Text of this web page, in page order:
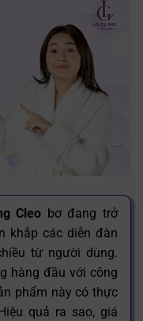
Cleo bơ đang trở
khắp các diễn đàn
từ người dùng.
hàng đầu với công
phẩm này có thực
quả ra sao, giá